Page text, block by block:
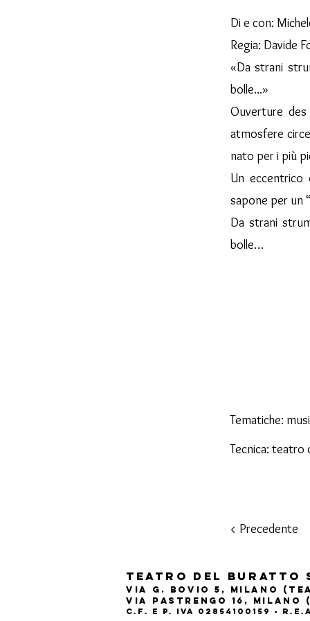
Di e con:
Regia: Davide
«Da strani
bolle...»
Ouverture
atmosfere
nato per i più
Un
sapone per un
Da strani
bolle…
Tematiche:
Tecnica: teatro
< Precedente
Teatro del Buratto
Via G. Bovio 5, Milano
Via Pastrengo 16, Milano
C.F. e P. Iva 02854100159 -